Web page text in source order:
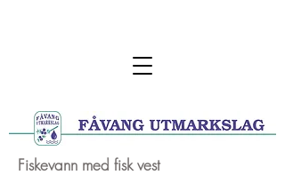
Fiskevann med fisk vest